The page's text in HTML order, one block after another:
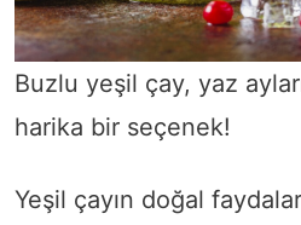
Buzlu yeşil çay, yaz
harika bir seçenek!
Yeşil çayın doğal